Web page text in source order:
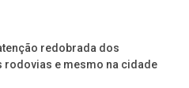
redobrada dos
rodovias e mesmo na cidade